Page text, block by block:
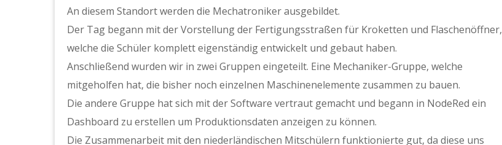
An diesem Standort werden die Mechatroniker ausgebildet.
Der Tag begann mit der Vorstellung der Fertigungsstraßen für Kroketten und Flaschenöffner,
welche die Schüler komplett eigenständig entwickelt und gebaut haben.
Anschließend wurden wir in zwei Gruppen eingeteilt. Eine Mechaniker-Gruppe, welche
mitgeholfen hat, die bisher noch einzelnen Maschinenelemente zusammen zu bauen.
Die andere Gruppe hat sich mit der Software vertraut gemacht und begann in NodeRed ein
Dashboard zu erstellen um Produktionsdaten anzeigen zu können.
Die Zusammenarbeit mit den niederländischen Mitschülern funktionierte gut, da diese uns